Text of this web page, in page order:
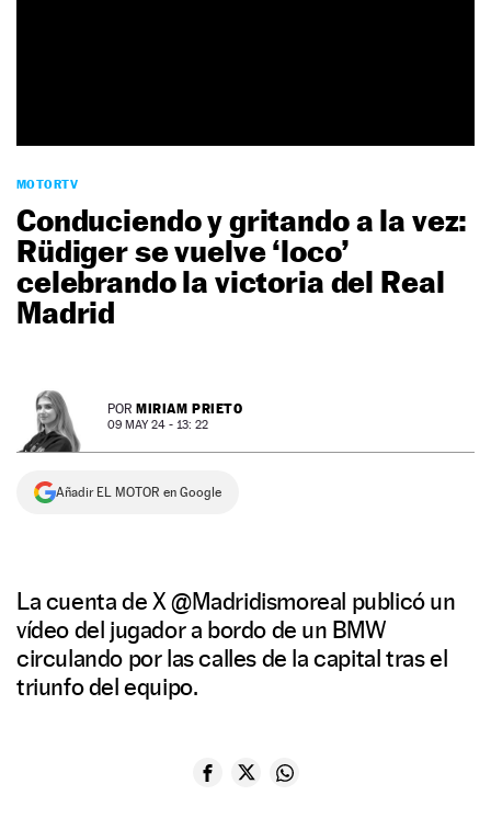
MOTORTV
Conduciendo y gritando a la vez:
Rüdiger se vuelve ‘loco’
celebrando la victoria del Real
Madrid
POR MIRIAM PRIETO
09 MAY 24 - 13: 22
Añadir EL MOTOR en Google
La cuenta de X @Madridismoreal publicó un
vídeo del jugador a bordo de un BMW
circulando por las calles de la capital tras el
triunfo del equipo.